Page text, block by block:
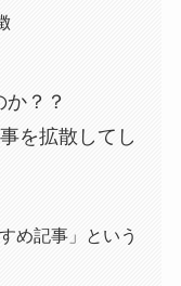
？？
を拡散してし
め記事」という